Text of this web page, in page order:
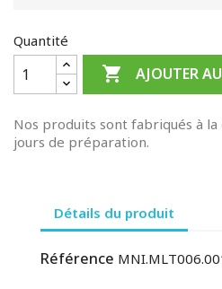
Quantité
 AJOUTER
Nos produits sont fabriqués à
jours de préparation.
Détails du produit
Référence